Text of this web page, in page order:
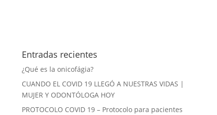
Entradas recientes
¿Qué es la onicofágia?
CUANDO EL COVID 19 LLEGÓ A NUESTRAS VIDAS |
MUJER Y ODONTÓLOGA HOY
PROTOCOLO COVID 19 – Protocolo para pacientes